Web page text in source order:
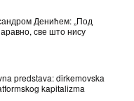
Денићем: „Под
све што нису
predstava: dirkemovska
kapitalizma